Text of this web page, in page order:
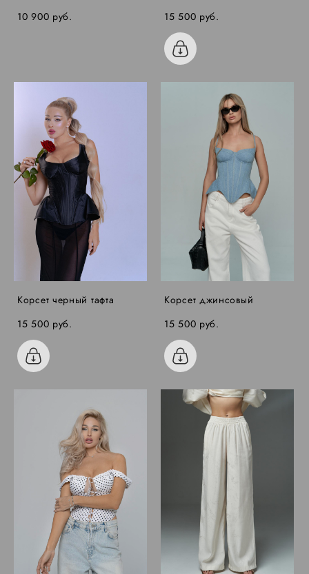
10 900 pуб.
15 500 pуб.
Корсет черный тафта
15 500 pуб.
Корсет джинсовый
15 500 pуб.